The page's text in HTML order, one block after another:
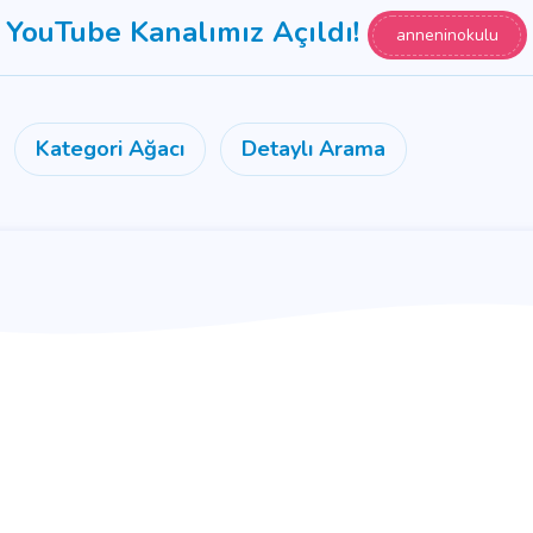
YouTube Kanalımız Açıldı! anneninokulu
Kategori Ağacı Detaylı Arama